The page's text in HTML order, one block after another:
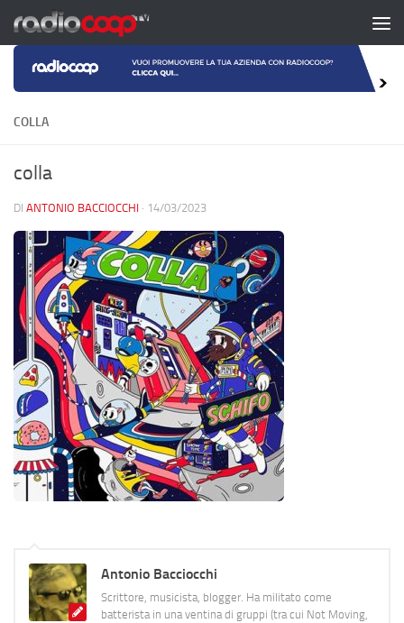
Salta al contenuto
COLLA
colla
DI ANTONIO BACCIOCCHI · 14/03/2023
Antonio Bacciocchi
Scrittore, musicista, blogger. Ha militato come
batterista in una ventina di gruppi (tra cui Not Moving,